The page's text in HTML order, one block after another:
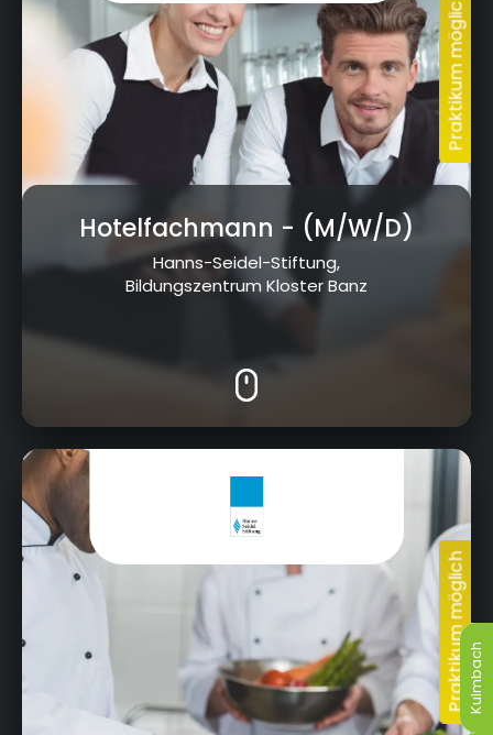
Kulmbach
Kulmbach
Kulmbach
Kulmbach
Kulmbach
Kulmbach
Hotelfachmann - (M/W/D)
Hanns-Seidel-Stiftung,
Bildungszentrum Kloster Banz
Kloster Banz 1, 96231 Bad Staffelstein